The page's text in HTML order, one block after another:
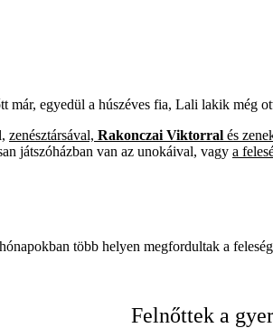
már, egyedül a húszéves fia, Lali lakik még
zenésztársával, Rakonczai Viktorral és
játszóházban van az unokáival, vagy a
több helyen megfordultak a
Felnőttek a